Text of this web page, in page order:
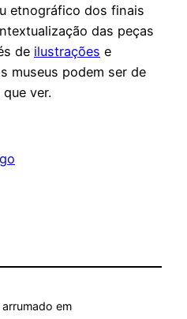
etnográfico dos finais
das peças
de ilustrações e
museus podem ser de
ver.
arrumado em